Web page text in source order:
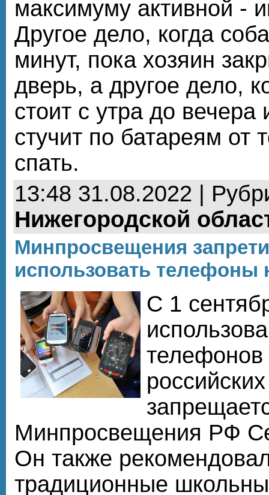
максимуму активной -
Другое дело, когда
минут, пока хозяин
дверь, а другое дело,
стоит с утра до вечера
стучит по батареям от
спать.
13:48 31.08.2022 |
Нижегородской
Минпросвещения
использовать телефоны
С 1
телефонов
Минпросвещения РФ
Он также
традиционные